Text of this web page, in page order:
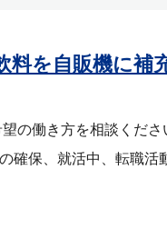
を自販機に補
の働き方を相談くだ
確保、就活中、転職